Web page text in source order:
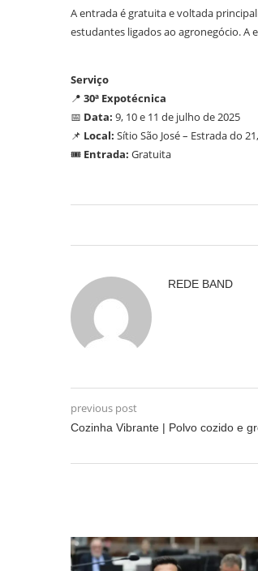
A entrada é gratuita e voltada
estudantes ligados ao agronegócio. A
Serviço
📍 30ª Expotécnica
📅 Data: 9, 10 e 11 de julho de 2025
📌 Local: Sítio São José – Estrada do
🎟 Entrada: Gratuita
REDE BAND
previous post
Cozinha Vibrante | Polvo cozido e